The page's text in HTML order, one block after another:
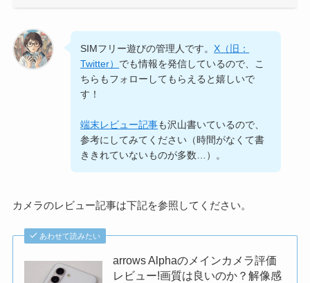
SIMフリー遊びの管理人です。X（旧：
Twitter） でも情報を発信しているので、こ
ちらもフォローしてもらえると嬉しいで
す！
端末レビュー記事も沢山書いているので、
参考にしてみてください（時間がなくて書
ききれていないものが多数…）。
カメラのレビュー記事は下記を参照してください。
あわせて読みたい
arrows Alphaのメインカメラ評価
レビュー!画質は良いのか？解像感